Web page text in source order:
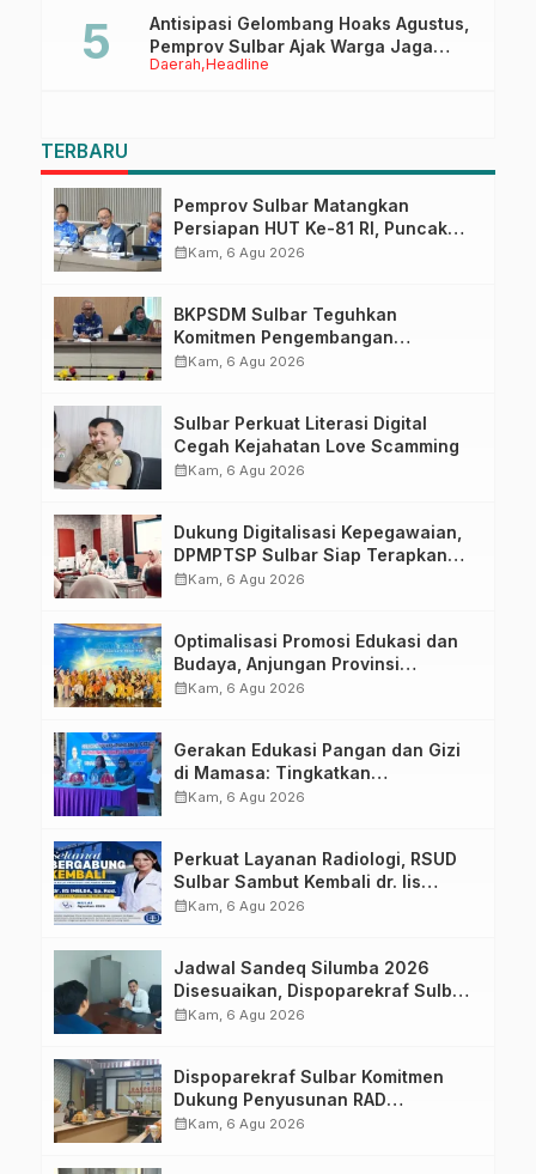
Daerah Headline
Antisipasi Gelombang Hoaks Agustus,
Pemprov Sulbar Ajak Warga Jaga
Ruang Digital
TERBARU
Pemprov Sulbar Matangkan
Persiapan HUT Ke-81 RI, Puncak
Upacara di Lapangan Ahmad
calendar_monthKam, 6 Agu 2026
BKPSDM Sulbar Teguhkan
Komitmen Pengembangan
Kompetensi ASN melalui
calendar_monthKam, 6 Agu 2026
Sulbar Perkuat Literasi Digital
Cegah Kejahatan Love Scamming
calendar_monthKam, 6 Agu 2026
Dukung Digitalisasi Kepegawaian,
DPMPTSP Sulbar Siap Terapkan
Aplikasi FLEKSI ASN
calendar_monthKam, 6 Agu 2026
Optimalisasi Promosi Edukasi dan
Budaya, Anjungan Provinsi
Sulawesi Barat Perkuat Kolaborasi
calendar_monthKam, 6 Agu 2026
Gerakan Edukasi Pangan dan Gizi
di Mamasa: Tingkatkan
Pengetahuan dan Keterampilan
calendar_monthKam, 6 Agu 2026
Perkuat Layanan Radiologi, RSUD
Sulbar Sambut Kembali dr. Iis
Imelda, Sp.Rad
calendar_monthKam, 6 Agu 2026
Jadwal Sandeq Silumba 2026
Disesuaikan, Dispoparekraf Sulbar
Pastikan Persiapan Tetap
calendar_monthKam, 6 Agu 2026
Dispoparekraf Sulbar Komitmen
Dukung Penyusunan RAD
TPB/SDGs Sulawesi Barat
calendar_monthKam, 6 Agu 2026